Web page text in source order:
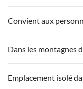
Dans les montagnes
Emplacement isolé